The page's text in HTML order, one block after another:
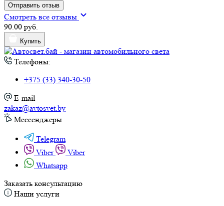
Отправить отзыв
Смотреть все отзывы
90.00 руб.
Купить
Телефоны:
+375 (33) 340-30-50
E-mail
zakaz@avtosvet.by
Мессенджеры
Telegram
Viber
Viber
Whatsapp
Заказать консультацию
Наши услуги